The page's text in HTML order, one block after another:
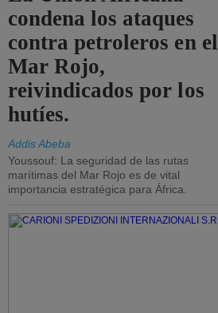
condena los ataques
contra petroleros en el
Mar Rojo,
reivindicados por los
hutíes.
Addis Abeba
Youssouf: La seguridad de las rutas
marítimas del Mar Rojo es de vital
importancia estratégica para África.